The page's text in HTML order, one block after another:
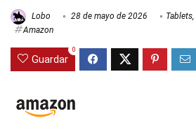
Lobo 28 de mayo de 2026 Tablets,
Amazon
Guardar
0